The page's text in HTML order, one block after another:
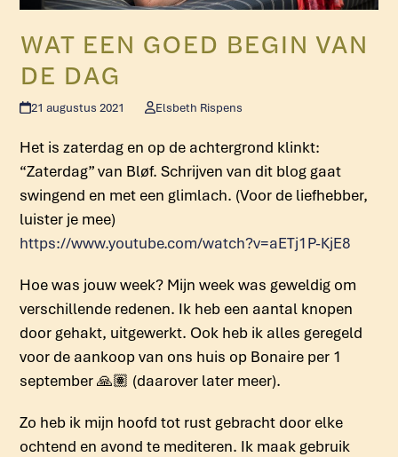
WAT EEN GOED BEGIN VAN
DE DAG
21 augustus 2021 Elsbeth Rispens
Het is zaterdag en op de achtergrond klinkt:
“Zaterdag” van Bløf. Schrijven van dit blog gaat
swingend en met een glimlach. (Voor de liefhebber,
luister je mee)
https://www.youtube.com/watch?v=aETj1P-KjE8
Hoe was jouw week? Mijn week was geweldig om
verschillende redenen. Ik heb een aantal knopen
door gehakt, uitgewerkt. Ook heb ik alles geregeld
voor de aankoop van ons huis op Bonaire per 1
september 🙏🏽 (daarover later meer).
Zo heb ik mijn hoofd tot rust gebracht door elke
ochtend en avond te mediteren. Ik maak gebruik